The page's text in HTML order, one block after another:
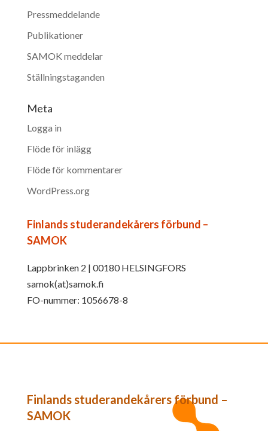
Pressmeddelande
Publikationer
SAMOK meddelar
Ställningstaganden
Meta
Logga in
Flöde för inlägg
Flöde för kommentarer
WordPress.org
Finlands studerandekårers förbund –
SAMOK
Lappbrinken 2 | 00180 HELSINGFORS
samok(at)samok.fi
FO-nummer: 1056678-8
Finlands studerandekårers förbund –
SAMOK